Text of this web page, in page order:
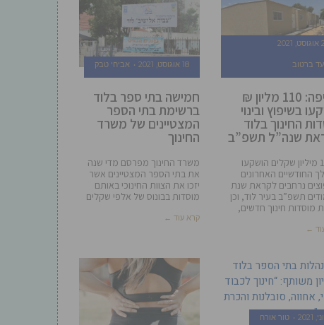
ברטוב
חשיפה: 110 מליון ₪
בשיפוץ ובינוי
החינוך בלוד
שנה”ל תשפ”ב
כ-110 מיליון שקלים הושקעו
החודשיים האחרונים
נרחבים לקראת שנת
תשפ”ב בעיר לוד, וכן
מוסדות חינוך חדשים,
←
18 אוגוסט, 2021 אביחי טבק
חמישה בתי ספר בלוד
ברשימת בתי הספר
המצטיינים של משרד
החינוך
משרד החינוך מפרסם מדי שנה
את בתי הספר המצטיינים אשר
יזכו את הצוות החינוכי באותם
מוסדות בבונוס של אלפי שקלים
קרא עוד ←
טור אורח